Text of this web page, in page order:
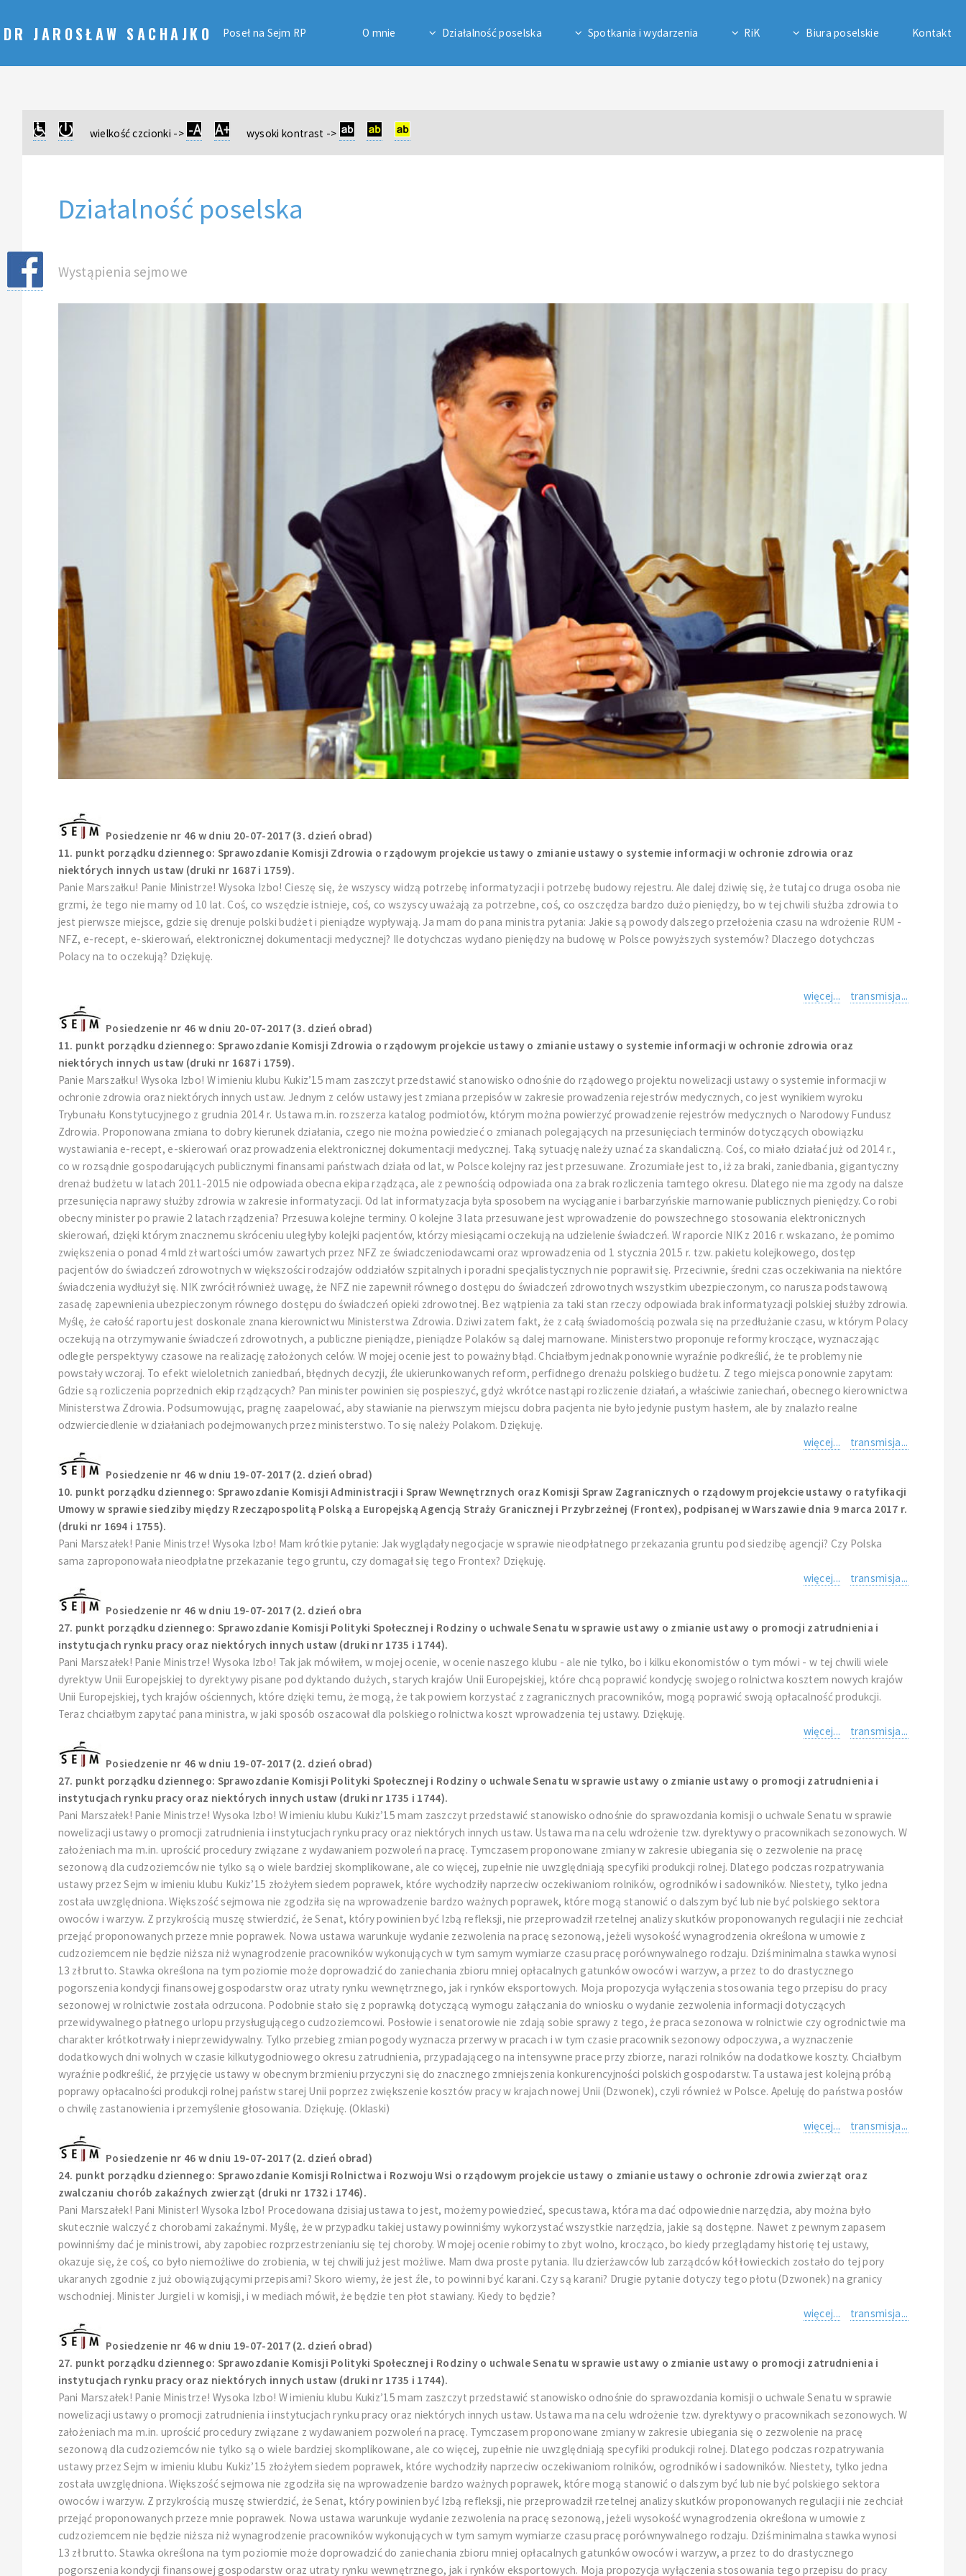
DR JAROSŁAW SACHAJKO Poseł na Sejm RP O mnie Działalność poselska Spotkania i wydarzenia RiK Biura poselskie Kontakt
wielkość czcionki -> wysoki kontrast ->
Działalność poselska
Wystąpienia sejmowe
Posiedzenie nr 46 w dniu 20-07-2017 (3. dzień obrad)
11. punkt porządku dziennego: Sprawozdanie Komisji Zdrowia o rządowym projekcie ustawy o zmianie ustawy o systemie informacji w ochronie zdrowia oraz
niektórych innych ustaw (druki nr 1687 i 1759).
Panie Marszałku! Panie Ministrze! Wysoka Izbo! Cieszę się, że wszyscy widzą potrzebę informatyzacji i potrzebę budowy rejestru. Ale dalej dziwię się, że tutaj co druga osoba nie
grzmi, że tego nie mamy od 10 lat. Coś, co wszędzie istnieje, coś, co wszyscy uważają za potrzebne, coś, co oszczędza bardzo dużo pieniędzy, bo w tej chwili służba zdrowia to
jest pierwsze miejsce, gdzie się drenuje polski budżet i pieniądze wypływają. Ja mam do pana ministra pytania: Jakie są powody dalszego przełożenia czasu na wdrożenie RUM -
NFZ, e-recept, e-skierowań, elektronicznej dokumentacji medycznej? Ile dotychczas wydano pieniędzy na budowę w Polsce powyższych systemów? Dlaczego dotychczas
Polacy na to oczekują? Dziękuję.
więcej... transmisja...
Posiedzenie nr 46 w dniu 20-07-2017 (3. dzień obrad)
11. punkt porządku dziennego: Sprawozdanie Komisji Zdrowia o rządowym projekcie ustawy o zmianie ustawy o systemie informacji w ochronie zdrowia oraz
niektórych innych ustaw (druki nr 1687 i 1759).
Panie Marszałku! Wysoka Izbo! W imieniu klubu Kukiz’15 mam zaszczyt przedstawić stanowisko odnośnie do rządowego projektu nowelizacji ustawy o systemie informacji w
ochronie zdrowia oraz niektórych innych ustaw. Jednym z celów ustawy jest zmiana przepisów w zakresie prowadzenia rejestrów medycznych, co jest wynikiem wyroku
Trybunału Konstytucyjnego z grudnia 2014 r. Ustawa m.in. rozszerza katalog podmiotów, którym można powierzyć prowadzenie rejestrów medycznych o Narodowy Fundusz
Zdrowia. Proponowana zmiana to dobry kierunek działania, czego nie można powiedzieć o zmianach polegających na przesunięciach terminów dotyczących obowiązku
wystawiania e-recept, e-skierowań oraz prowadzenia elektronicznej dokumentacji medycznej. Taką sytuację należy uznać za skandaliczną. Coś, co miało działać już od 2014 r.,
co w rozsądnie gospodarujących publicznymi finansami państwach działa od lat, w Polsce kolejny raz jest przesuwane. Zrozumiałe jest to, iż za braki, zaniedbania, gigantyczny
drenaż budżetu w latach 2011-2015 nie odpowiada obecna ekipa rządząca, ale z pewnością odpowiada ona za brak rozliczenia tamtego okresu. Dlatego nie ma zgody na dalsze
przesunięcia naprawy służby zdrowia w zakresie informatyzacji. Od lat informatyzacja była sposobem na wyciąganie i barbarzyńskie marnowanie publicznych pieniędzy. Co robi
obecny minister po prawie 2 latach rządzenia? Przesuwa kolejne terminy. O kolejne 3 lata przesuwane jest wprowadzenie do powszechnego stosowania elektronicznych
skierowań, dzięki którym znacznemu skróceniu uległyby kolejki pacjentów, którzy miesiącami oczekują na udzielenie świadczeń. W raporcie NIK z 2016 r. wskazano, że pomimo
zwiększenia o ponad 4 mld zł wartości umów zawartych przez NFZ ze świadczeniodawcami oraz wprowadzenia od 1 stycznia 2015 r. tzw. pakietu kolejkowego, dostęp
pacjentów do świadczeń zdrowotnych w większości rodzajów oddziałów szpitalnych i poradni specjalistycznych nie poprawił się. Przeciwnie, średni czas oczekiwania na niektóre
świadczenia wydłużył się. NIK zwrócił również uwagę, że NFZ nie zapewnił równego dostępu do świadczeń zdrowotnych wszystkim ubezpieczonym, co narusza podstawową
zasadę zapewnienia ubezpieczonym równego dostępu do świadczeń opieki zdrowotnej. Bez wątpienia za taki stan rzeczy odpowiada brak informatyzacji polskiej służby zdrowia.
Myślę, że całość raportu jest doskonale znana kierownictwu Ministerstwa Zdrowia. Dziwi zatem fakt, że z całą świadomością pozwala się na przedłużanie czasu, w którym Polacy
oczekują na otrzymywanie świadczeń zdrowotnych, a publiczne pieniądze, pieniądze Polaków są dalej marnowane. Ministerstwo proponuje reformy kroczące, wyznaczając
odległe perspektywy czasowe na realizację założonych celów. W mojej ocenie jest to poważny błąd. Chciałbym jednak ponownie wyraźnie podkreślić, że te problemy nie
powstały wczoraj. To efekt wieloletnich zaniedbań, błędnych decyzji, źle ukierunkowanych reform, perfidnego drenażu polskiego budżetu. Z tego miejsca ponownie zapytam:
Gdzie są rozliczenia poprzednich ekip rządzących? Pan minister powinien się pospieszyć, gdyż wkrótce nastąpi rozliczenie działań, a właściwie zaniechań, obecnego kierownictwa
Ministerstwa Zdrowia. Podsumowując, pragnę zaapelować, aby stawianie na pierwszym miejscu dobra pacjenta nie było jedynie pustym hasłem, ale by znalazło realne
odzwierciedlenie w działaniach podejmowanych przez ministerstwo. To się należy Polakom. Dziękuję.
więcej...
transmisja...
Posiedzenie nr 46 w dniu 19-07-2017 (2. dzień obrad)
10. punkt porządku dziennego: Sprawozdanie Komisji Administracji i Spraw Wewnętrznych oraz Komisji Spraw Zagranicznych o rządowym projekcie ustawy o ratyfikacji
Umowy w sprawie siedziby między Rzecząpospolitą Polską a Europejską Agencją Straży Granicznej i Przybrzeżnej (Frontex), podpisanej w Warszawie dnia 9 marca 2017 r.
(druki nr 1694 i 1755).
Pani Marszałek! Panie Ministrze! Wysoka Izbo! Mam krótkie pytanie: Jak wyglądały negocjacje w sprawie nieodpłatnego przekazania gruntu pod siedzibę agencji? Czy Polska
sama zaproponowała nieodpłatne przekazanie tego gruntu, czy domagał się tego Frontex? Dziękuję.
więcej...
transmisja...
Posiedzenie nr 46 w dniu 19-07-2017 (2. dzień obra
27. punkt porządku dziennego: Sprawozdanie Komisji Polityki Społecznej i Rodziny o uchwale Senatu w sprawie ustawy o zmianie ustawy o promocji zatrudnienia i
instytucjach rynku pracy oraz niektórych innych ustaw (druki nr 1735 i 1744).
Pani Marszałek! Panie Ministrze! Wysoka Izbo! Tak jak mówiłem, w mojej ocenie, w ocenie naszego klubu - ale nie tylko, bo i kilku ekonomistów o tym mówi - w tej chwili wiele
dyrektyw Unii Europejskiej to dyrektywy pisane pod dyktando dużych, starych krajów Unii Europejskiej, które chcą poprawić kondycję swojego rolnictwa kosztem nowych krajów
Unii Europejskiej, tych krajów ościennych, które dzięki temu, że mogą, że tak powiem korzystać z zagranicznych pracowników, mogą poprawić swoją opłacalność produkcji.
Teraz chciałbym zapytać pana ministra, w jaki sposób oszacował dla polskiego rolnictwa koszt wprowadzenia tej ustawy. Dziękuję.
więcej...
transmisja...
Posiedzenie nr 46 w dniu 19-07-2017 (2. dzień obrad)
27. punkt porządku dziennego: Sprawozdanie Komisji Polityki Społecznej i Rodziny o uchwale Senatu w sprawie ustawy o zmianie ustawy o promocji zatrudnienia i
instytucjach rynku pracy oraz niektórych innych ustaw (druki nr 1735 i 1744).
Pani Marszałek! Panie Ministrze! Wysoka Izbo! W imieniu klubu Kukiz’15 mam zaszczyt przedstawić stanowisko odnośnie do sprawozdania komisji o uchwale Senatu w sprawie
nowelizacji ustawy o promocji zatrudnienia i instytucjach rynku pracy oraz niektórych innych ustaw. Ustawa ma na celu wdrożenie tzw. dyrektywy o pracownikach sezonowych. W
założeniach ma m.in. uprościć procedury związane z wydawaniem pozwoleń na pracę. Tymczasem proponowane zmiany w zakresie ubiegania się o zezwolenie na pracę
sezonową dla cudzoziemców nie tylko są o wiele bardziej skomplikowane, ale co więcej, zupełnie nie uwzględniają specyfiki produkcji rolnej. Dlatego podczas rozpatrywania
ustawy przez Sejm w imieniu klubu Kukiz’15 złożyłem siedem poprawek, które wychodziły naprzeciw oczekiwaniom rolników, ogrodników i sadowników. Niestety, tylko jedna
została uwzględniona. Większość sejmowa nie zgodziła się na wprowadzenie bardzo ważnych poprawek, które mogą stanowić o dalszym być lub nie być polskiego sektora
owoców i warzyw. Z przykrością muszę stwierdzić, że Senat, który powinien być Izbą refleksji, nie przeprowadził rzetelnej analizy skutków proponowanych regulacji i nie zechciał
przejąć proponowanych przeze mnie poprawek. Nowa ustawa warunkuje wydanie zezwolenia na pracę sezonową, jeżeli wysokość wynagrodzenia określona w umowie z
cudzoziemcem nie będzie niższa niż wynagrodzenie pracowników wykonujących w tym samym wymiarze czasu pracę porównywalnego rodzaju. Dziś minimalna stawka wynosi
13 zł brutto. Stawka określona na tym poziomie może doprowadzić do zaniechania zbioru mniej opłacalnych gatunków owoców i warzyw, a przez to do drastycznego
pogorszenia kondycji finansowej gospodarstw oraz utraty rynku wewnętrznego, jak i rynków eksportowych. Moja propozycja wyłączenia stosowania tego przepisu do pracy
sezonowej w rolnictwie została odrzucona. Podobnie stało się z poprawką dotyczącą wymogu załączania do wniosku o wydanie zezwolenia informacji dotyczących
przewidywalnego płatnego urlopu przysługującego cudzoziemcowi. Posłowie i senatorowie nie zdają sobie sprawy z tego, że praca sezonowa w rolnictwie czy ogrodnictwie ma
charakter krótkotrwały i nieprzewidywalny. Tylko przebieg zmian pogody wyznacza przerwy w pracach i w tym czasie pracownik sezonowy odpoczywa, a wyznaczenie
dodatkowych dni wolnych w czasie kilkutygodniowego okresu zatrudnienia, przypadającego na intensywne prace przy zbiorze, narazi rolników na dodatkowe koszty. Chciałbym
wyraźnie podkreślić, że przyjęcie ustawy w obecnym brzmieniu przyczyni się do znacznego zmniejszenia konkurencyjności polskich gospodarstw. Ta ustawa jest kolejną próbą
poprawy opłacalności produkcji rolnej państw starej Unii poprzez zwiększenie kosztów pracy w krajach nowej Unii (Dzwonek), czyli również w Polsce. Apeluję do państwa posłów
o chwilę zastanowienia i przemyślenie głosowania. Dziękuję. (Oklaski)
więcej...
transmisja...
Posiedzenie nr 46 w dniu 19-07-2017 (2. dzień obrad)
24. punkt porządku dziennego: Sprawozdanie Komisji Rolnictwa i Rozwoju Wsi o rządowym projekcie ustawy o zmianie ustawy o ochronie zdrowia zwierząt oraz
zwalczaniu chorób zakaźnych zwierząt (druki nr 1732 i 1746).
Pani Marszałek! Pani Minister! Wysoka Izbo! Procedowana dzisiaj ustawa to jest, możemy powiedzieć, specustawa, która ma dać odpowiednie narzędzia, aby można było
skutecznie walczyć z chorobami zakaźnymi. Myślę, że w przypadku takiej ustawy powinniśmy wykorzystać wszystkie narzędzia, jakie są dostępne. Nawet z pewnym zapasem
powinniśmy dać je ministrowi, aby zapobiec rozprzestrzenianiu się tej choroby. W mojej ocenie robimy to zbyt wolno, krocząco, bo kiedy przeglądamy historię tej ustawy,
okazuje się, że coś, co było niemożliwe do zrobienia, w tej chwili już jest możliwe. Mam dwa proste pytania. Ilu dzierżawców lub zarządców kół łowieckich zostało do tej pory
ukaranych zgodnie z już obowiązującymi przepisami? Skoro wiemy, że jest źle, to powinni być karani. Czy są karani? Drugie pytanie dotyczy tego płotu (Dzwonek) na granicy
wschodniej. Minister Jurgiel i w komisji, i w mediach mówił, że będzie ten płot stawiany. Kiedy to będzie?
więcej...
transmisja...
Posiedzenie nr 46 w dniu 19-07-2017 (2. dzień obrad)
27. punkt porządku dziennego: Sprawozdanie Komisji Polityki Społecznej i Rodziny o uchwale Senatu w sprawie ustawy o zmianie ustawy o promocji zatrudnienia i
instytucjach rynku pracy oraz niektórych innych ustaw (druki nr 1735 i 1744).
Pani Marszałek! Panie Ministrze! Wysoka Izbo! W imieniu klubu Kukiz’15 mam zaszczyt przedstawić stanowisko odnośnie do sprawozdania komisji o uchwale Senatu w sprawie
nowelizacji ustawy o promocji zatrudnienia i instytucjach rynku pracy oraz niektórych innych ustaw. Ustawa ma na celu wdrożenie tzw. dyrektywy o pracownikach sezonowych. W
założeniach ma m.in. uprościć procedury związane z wydawaniem pozwoleń na pracę. Tymczasem proponowane zmiany w zakresie ubiegania się o zezwolenie na pracę
sezonową dla cudzoziemców nie tylko są o wiele bardziej skomplikowane, ale co więcej, zupełnie nie uwzględniają specyfiki produkcji rolnej. Dlatego podczas rozpatrywania
ustawy przez Sejm w imieniu klubu Kukiz’15 złożyłem siedem poprawek, które wychodziły naprzeciw oczekiwaniom rolników, ogrodników i sadowników. Niestety, tylko jedna
została uwzględniona. Większość sejmowa nie zgodziła się na wprowadzenie bardzo ważnych poprawek, które mogą stanowić o dalszym być lub nie być polskiego sektora
owoców i warzyw. Z przykrością muszę stwierdzić, że Senat, który powinien być Izbą refleksji, nie przeprowadził rzetelnej analizy skutków proponowanych regulacji i nie zechciał
przejąć proponowanych przeze mnie poprawek. Nowa ustawa warunkuje wydanie zezwolenia na pracę sezonową, jeżeli wysokość wynagrodzenia określona w umowie z
cudzoziemcem nie będzie niższa niż wynagrodzenie pracowników wykonujących w tym samym wymiarze czasu pracę porównywalnego rodzaju. Dziś minimalna stawka wynosi
13 zł brutto. Stawka określona na tym poziomie może doprowadzić do zaniechania zbioru mniej opłacalnych gatunków owoców i warzyw, a przez to do drastycznego
pogorszenia kondycji finansowej gospodarstw oraz utraty rynku wewnętrznego, jak i rynków eksportowych. Moja propozycja wyłączenia stosowania tego przepisu do pracy